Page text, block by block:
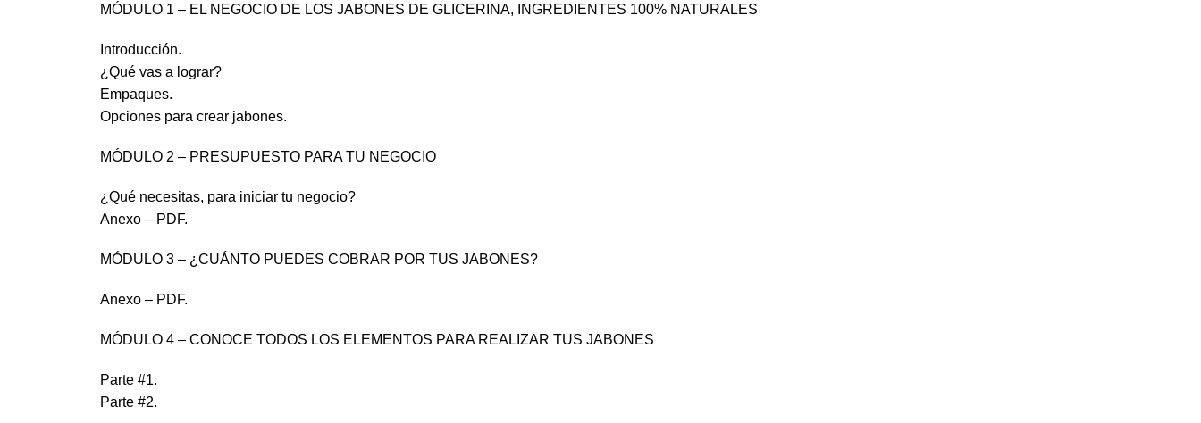
MÓDULO 1 – EL NEGOCIO DE LOS JABONES DE GLICERINA, INGREDIENTES 100% NATURALES
Introducción.
¿Qué vas a lograr?
Empaques.
Opciones para crear jabones.
MÓDULO 2 – PRESUPUESTO PARA TU NEGOCIO
¿Qué necesitas, para iniciar tu negocio?
Anexo – PDF.
MÓDULO 3 – ¿CUÁNTO PUEDES COBRAR POR TUS JABONES?
Anexo – PDF.
MÓDULO 4 – CONOCE TODOS LOS ELEMENTOS PARA REALIZAR TUS JABONES
Parte #1.
Parte #2.